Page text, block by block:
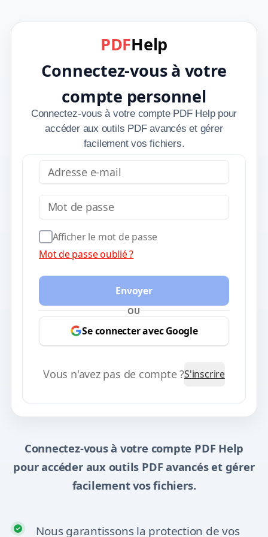
PDFHelp
Connectez-vous à votre
compte personnel
Connectez-vous à votre compte PDF Help pour
accéder aux outils PDF avancés et gérer
facilement vos fichiers.
Connexion
Adresse e-mail
Mot de passe
Afficher le mot de passe
Mot de passe oublié ?
Envoyer
OU
Se connecter avec Google
Vous n'avez pas de compte ?S'inscrire
Connectez-vous à votre compte PDF Help
pour accéder aux outils PDF avancés et gérer
facilement vos fichiers.
Nous garantissons la protection de vos